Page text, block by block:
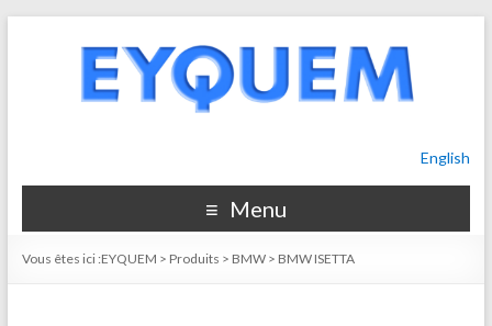
English
Menu
Vous êtes ici :EYQUEM > Produits > BMW> BMW ISETTA